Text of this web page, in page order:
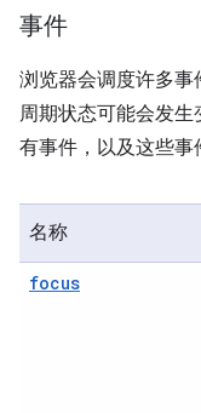
事件
浏览器会调度许多
周期状态可能会发
有事件，以及这些事
名称
focus